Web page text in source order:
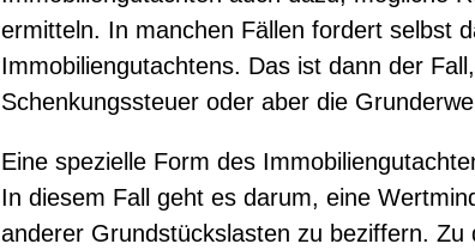
ermitteln. In manchen Fällen fordert selbst
Immobiliengutachtens. Das ist dann der
Schenkungssteuer oder aber die
Eine spezielle Form des
In diesem Fall geht es darum, eine
anderer Grundstückslasten zu beziffern.